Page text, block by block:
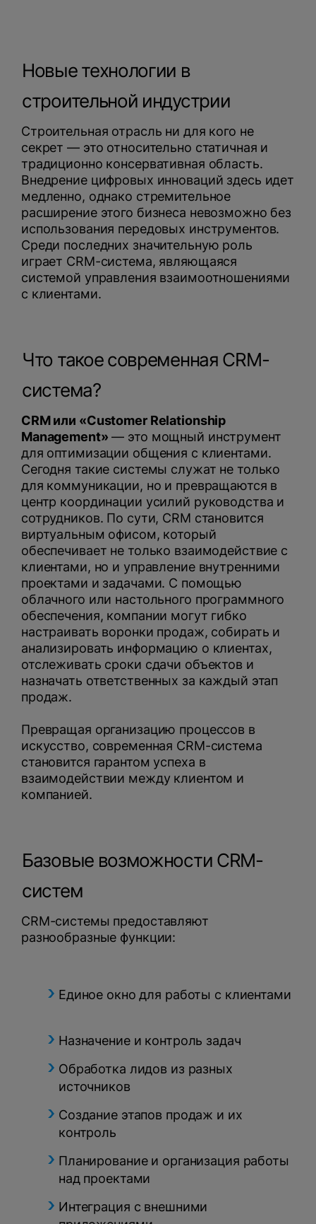
Новые технологии в
строительной индустрии
Строительная отрасль ни для кого не
секрет — это относительно статичная и
традиционно консервативная область.
Внедрение цифровых инноваций здесь идет
медленно, однако стремительное
расширение этого бизнеса невозможно без
использования передовых инструментов.
Среди последних значительную роль
играет CRM-система, являющаяся
системой управления взаимоотношениями
с клиентами.
Что такое современная CRM-
система?
CRM или «Customer Relationship
Management» — это мощный инструмент
для оптимизации общения с клиентами.
Сегодня такие системы служат не только
для коммуникации, но и превращаются в
центр координации усилий руководства и
сотрудников. По сути, CRM становится
виртуальным офисом, который
обеспечивает не только взаимодействие с
клиентами, но и управление внутренними
проектами и задачами. С помощью
облачного или настольного программного
обеспечения, компании могут гибко
настраивать воронки продаж, собирать и
анализировать информацию о клиентах,
отслеживать сроки сдачи объектов и
назначать ответственных за каждый этап
продаж.
Превращая организацию процессов в
искусство, современная CRM-система
становится гарантом успеха в
взаимодействии между клиентом и
компанией.
Базовые возможности CRM-
систем
CRM-системы предоставляют
разнообразные функции:
Единое окно для работы с клиентами
Назначение и контроль задач
Обработка лидов из разных
источников
Создание этапов продаж и их
контроль
Планирование и организация работы
над проектами
Интеграция с внешними